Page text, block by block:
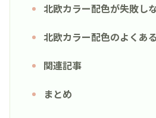
北欧カラー配色が失敗し
北欧カラー配色のよくあ
関連記事
まとめ